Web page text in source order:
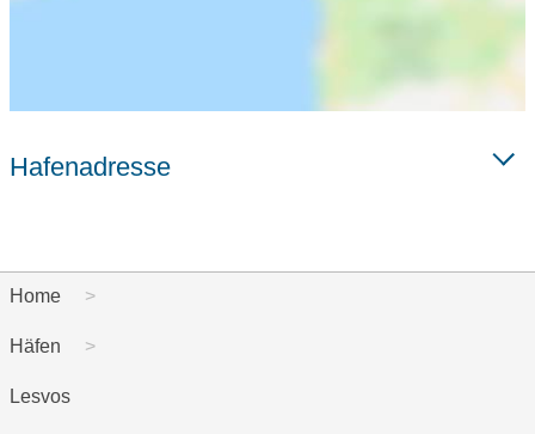
Hafenadresse
Home
Häfen
Lesvos